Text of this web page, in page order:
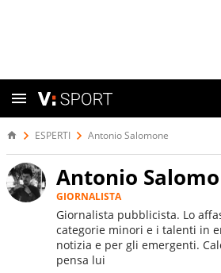
ESPERTI Antonio Salomone
Antonio
GIORNALISTA
Giornalista pubblicista. Lo
categorie minori e i talenti in
notizia e per gli emergenti.
pensa lui